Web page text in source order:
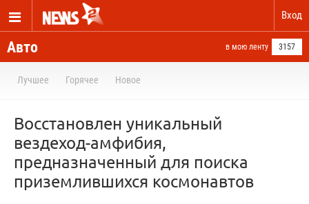
Вход
Авто в мою ленту 3157
Лучшее Горячее Новое
Восстановлен уникальный
вездеход-амфибия,
предназначенный для поиска
приземлившихся космонавтов